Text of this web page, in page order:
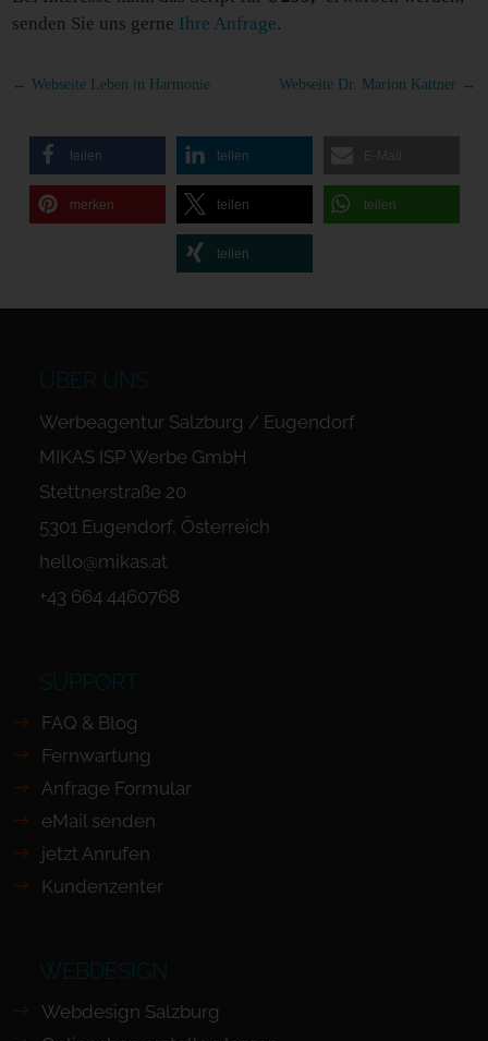
senden Sie uns gerne Ihre Anfrage.
←Webseite Leben in Harmonie Webseite Dr. Marion Kattner→
teilen teilen
merken teilen teilen
teilen
ÜBER UNS
Werbeagentur Salzburg / Eugendorf
MIKAS ISP Werbe GmbH
Stettnerstraße 20
5301 Eugendorf, Österreich
hello@mikas.at
+43 664 4460768
SUPPORT
FAQ & Blog
Fernwartung
Anfrage Formular
eMail senden
jetzt Anrufen
Kundenzenter
WEBDESIGN
Webdesign Salzburg